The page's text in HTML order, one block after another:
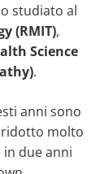
studiato al
(RMIT),
Science
.
anni sono
ridotto molto
due anni